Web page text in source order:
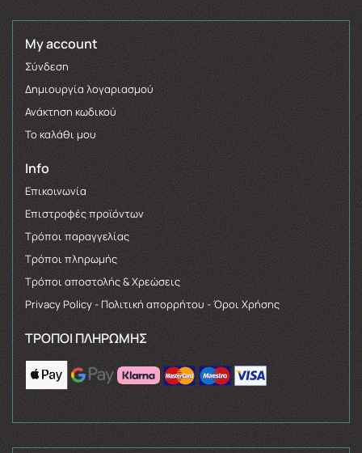
My account
Σύνδεση
Δημιουργία λογαριασμού
Ανάκτηση κωδικού
Το καλάθι μου
Info
Επικοινωνία
Επιστροφές προϊόντων
Τρόποι παραγγελίας
Τρόποι πληρωμής
Τρόποι αποστολής & Χρεώσεις
Privacy Policy - Πολιτική απορρήτου - Όροι Χρήσης
ΤΡΌΠΟΙ ΠΛΗΡΩΜΉΣ